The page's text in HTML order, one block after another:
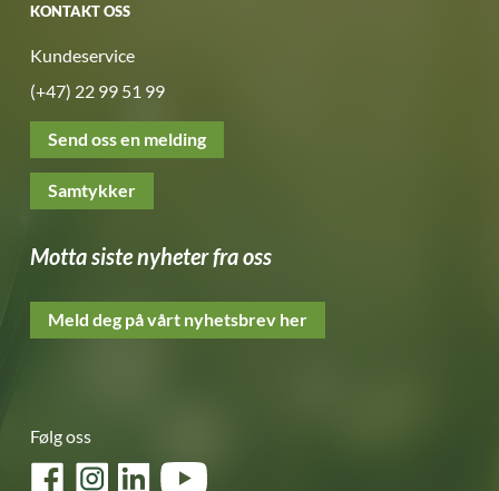
KONTAKT OSS
Kundeservice
(+47) 22 99 51 99
Send oss en melding
Samtykker
Motta siste nyheter fra oss
Meld deg på vårt nyhetsbrev her
Følg oss
FacebookInstagramLinkedInYouTube